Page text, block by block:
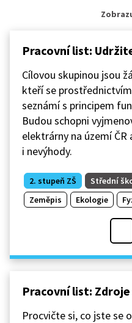
Pracovní list:
Cílovou skupinou jsou
kteří se
seznámí s principem
Budou schopni
elektrárny na území
i nevýhody.
2. stupeň ZŠ
Střední
Zeměpis
Ekologie
Pracovní list:
Procvičte si, co jste se